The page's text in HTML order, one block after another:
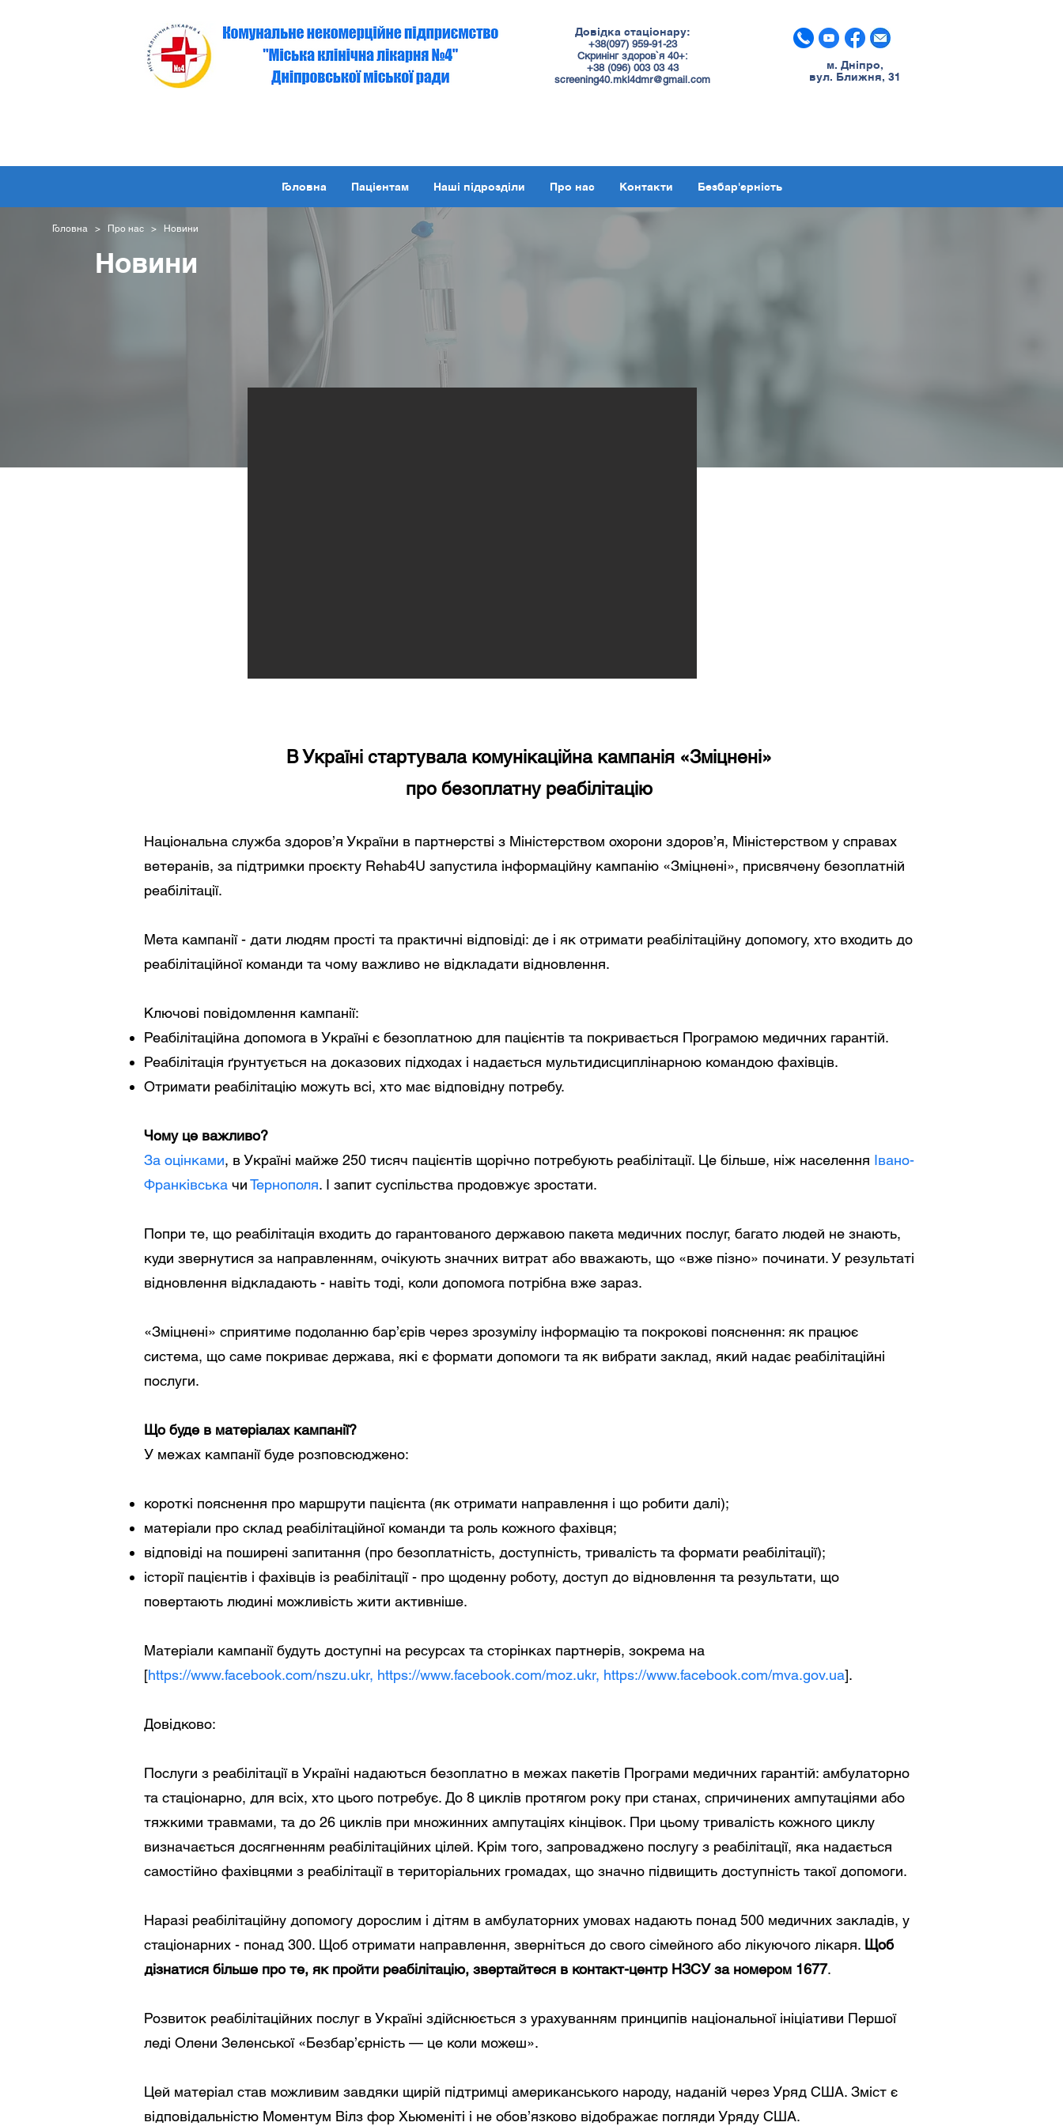
Довідка стаціонару:
+38(097) 959-91-23
Скринінг здоров`я 40+:
+38 (096) 003 03 43
screening40.mkl4dmr@gmail.com
м. Дніпро,
вул. Ближня, 31
Головна Пацієнтам Наші підрозділи Про нас Контакти Безбар'єрність
Головна > Про нас > Новини
Новини
В Україні стартувала комунікаційна кампанія «Зміцнені»
про безоплатну реабілітацію
Національна служба здоров’я України в партнерстві з Міністерством охорони здоров’я, Міністерством у справах
ветеранів, за підтримки проєкту Rehab4U запустила інформаційну кампанію «Зміцнені», присвячену безоплатній
реабілітації.
Мета кампанії - дати людям прості та практичні відповіді: де і як отримати реабілітаційну допомогу, хто входить до
реабілітаційної команди та чому важливо не відкладати відновлення.
Ключові повідомлення кампанії:
Реабілітаційна допомога в Україні є безоплатною для пацієнтів та покривається Програмою медичних гарантій.
Реабілітація ґрунтується на доказових підходах і надається мультидисциплінарною командою фахівців.
Отримати реабілітацію можуть всі, хто має відповідну потребу.
Чому це важливо?
За оцінками, в Україні майже 250 тисяч пацієнтів щорічно потребують реабілітації. Це більше, ніж населення Івано-
Франківська чиТернополя. І запит суспільства продовжує зростати.
Попри те, що реабілітація входить до гарантованого державою пакета медичних послуг, багато людей не знають,
куди звернутися за направленням, очікують значних витрат або вважають, що «вже пізно» починати. У результаті
відновлення відкладають - навіть тоді, коли допомога потрібна вже зараз.
«Зміцнені» сприятиме подоланню бар’єрів через зрозумілу інформацію та покрокові пояснення: як працює
система, що саме покриває держава, які є формати допомоги та як вибрати заклад, який надає реабілітаційні
послуги.
Що буде в матеріалах кампанії?
У межах кампанії буде розповсюджено:
короткі пояснення про маршрути пацієнта (як отримати направлення і що робити далі);
матеріали про склад реабілітаційної команди та роль кожного фахівця;
відповіді на поширені запитання (про безоплатність, доступність, тривалість та формати реабілітації);
історії пацієнтів і фахівців із реабілітації - про щоденну роботу, доступ до відновлення та результати, що
повертають людині можливість жити активніше.
Матеріали кампанії будуть доступні на ресурсах та сторінках партнерів, зокрема на
[https://www.facebook.com/nszu.ukr, https://www.facebook.com/moz.ukr, https://www.facebook.com/mva.gov.ua].
Довідково:
Послуги з реабілітації в Україні надаються безоплатно в межах пакетів Програми медичних гарантій: амбулаторно
та стаціонарно, для всіх, хто цього потребує. До 8 циклів протягом року при станах, спричинених ампутаціями або
тяжкими травмами, та до 26 циклів при множинних ампутаціях кінцівок. При цьому тривалість кожного циклу
визначається досягненням реабілітаційних цілей. Крім того, запроваджено послугу з реабілітації, яка надається
самостійно фахівцями з реабілітації в територіальних громадах, що значно підвищить доступність такої допомоги.
Наразі реабілітаційну допомогу дорослим і дітям в амбулаторних умовах надають понад 500 медичних закладів, у
стаціонарних - понад 300. Щоб отримати направлення, зверніться до свого сімейного або лікуючого лікаря. Щоб
дізнатися більше про те, як пройти реабілітацію, звертайтеся в контакт-центр НЗСУ за номером 1677.
Розвиток реабілітаційних послуг в Україні здійснюється з урахуванням принципів національної ініціативи Першої
леді Олени Зеленської «Безбар’єрність — це коли можеш».
Цей матеріал став можливим завдяки щирій підтримці американського народу, наданій через Уряд США. Зміст є
відповідальністю Моментум Вілз фор Хьюменіті i не обов’язково відображає погляди Уряду США.